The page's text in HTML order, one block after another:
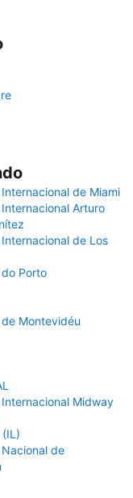
de Miami
Arturo
de Los
Porto
Montevidéu
Midway
de